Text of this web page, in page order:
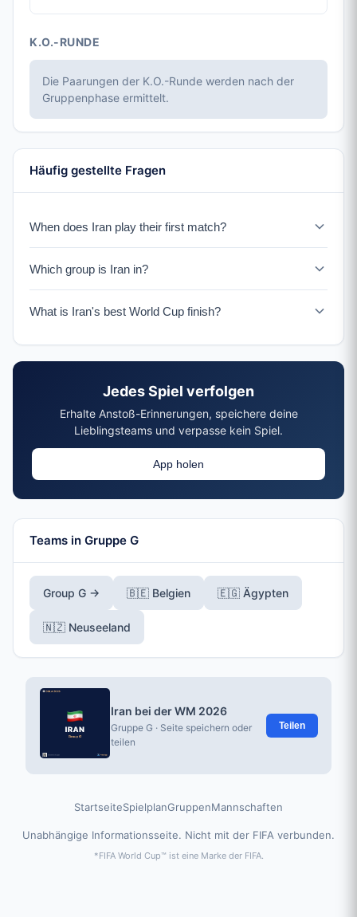
K.O.-RUNDE
Die Paarungen der K.O.-Runde werden nach der
Gruppenphase ermittelt.
Häufig gestellte Fragen
When does Iran play their first match?
Which group is Iran in?
Neuseeland.
What is Iran's best World Cup finish?
Jedes Spiel verfolgen
Erhalte Anstoß-Erinnerungen, speichere deine
Lieblingsteams und verpasse kein Spiel.
App holen
Teams in Gruppe G
Group G → 🇧🇪 Belgien 🇪🇬 Ägypten
🇳🇿 Neuseeland
Iran bei der WM 2026
Gruppe G · Seite speichern oder
teilen
Teilen
StartseiteSpielplanGruppenMannschaften
Unabhängige Informationsseite. Nicht mit der FIFA verbunden.
*FIFA World Cup™ ist eine Marke der FIFA.